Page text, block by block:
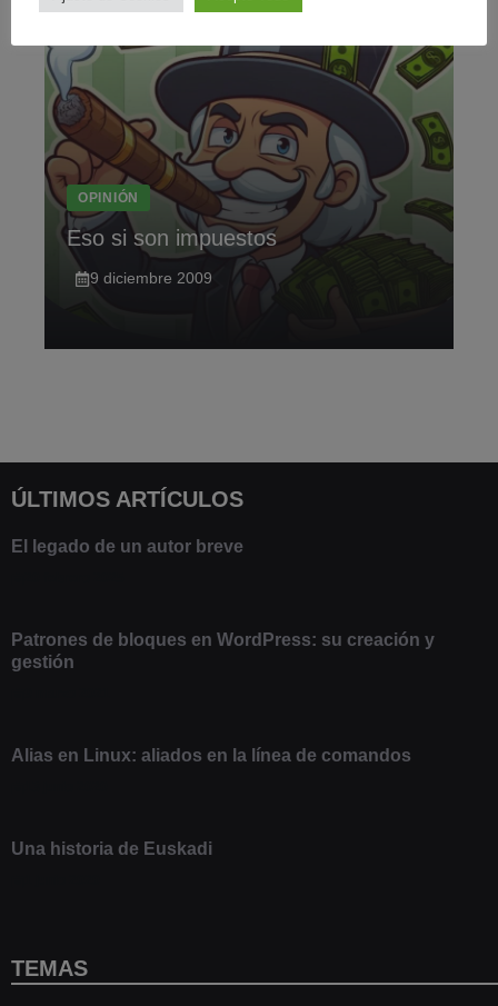
OPINIÓN
Eso si son impuestos
9 diciembre 2009
ÚLTIMOS ARTÍCULOS
El legado de un autor breve
Patrones de bloques en WordPress: su creación y
gestión
Alias en Linux: aliados en la línea de comandos
Una historia de Euskadi
TEMAS